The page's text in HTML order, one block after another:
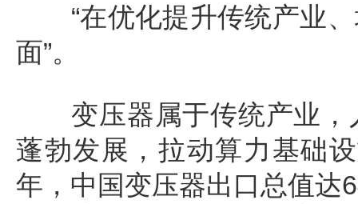
“在优化提升传统产业、
面”。
变压器属于传统产业，
蓬勃发展，拉动算力基础
年，中国变压器出口总值达